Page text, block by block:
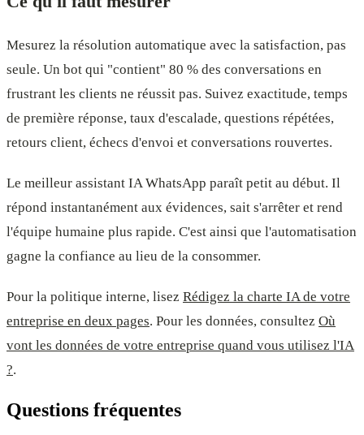
Mesurez la résolution automatique avec la satisfaction, pas
seule. Un bot qui "contient" 80 % des conversations en
frustrant les clients ne réussit pas. Suivez exactitude, temps
de première réponse, taux d'escalade, questions répétées,
retours client, échecs d'envoi et conversations rouvertes.
Le meilleur assistant IA WhatsApp paraît petit au début. Il
répond instantanément aux évidences, sait s'arrêter et rend
l'équipe humaine plus rapide. C'est ainsi que l'automatisation
gagne la confiance au lieu de la consommer.
Pour la politique interne, lisez Rédigez la charte IA de votre
entreprise en deux pages. Pour les données, consultez Où
vont les données de votre entreprise quand vous utilisez l'IA
?.
Questions fréquentes